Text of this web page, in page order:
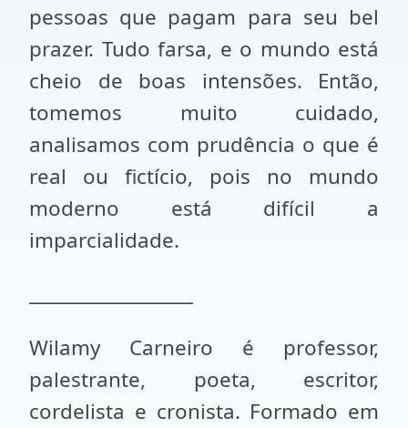
pessoas que pagam para seu bel
prazer. Tudo farsa, e o mundo está
cheio de boas intensões. Então,
tomemos muito cuidado,
analisamos com prudência o que é
real ou fictício, pois no mundo
moderno está difícil a
imparcialidade.
Wilamy Carneiro é professor,
palestrante, poeta, escritor,
cordelista e cronista. Formado em